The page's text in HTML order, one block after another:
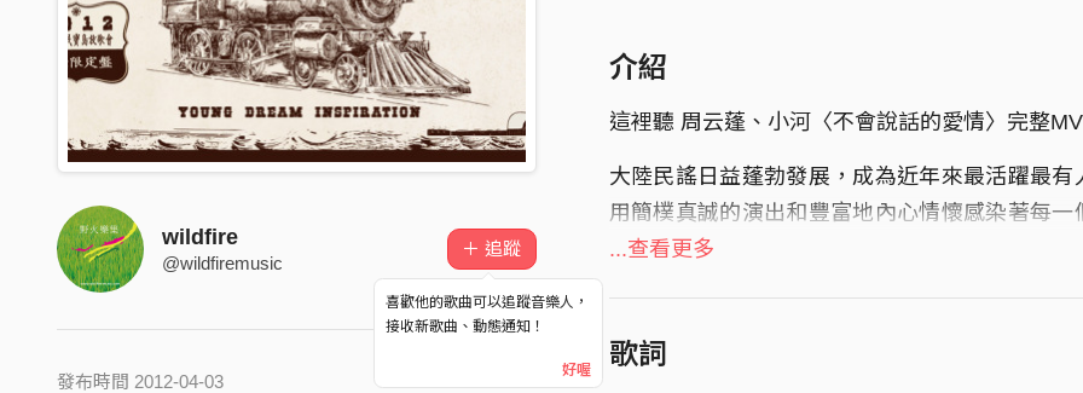
wildfire
@wildfiremusic
＋ 追蹤
喜歡他的歌曲可以追蹤音樂人，
接收新歌曲、動態通知！
好喔
發布時間 2012-04-03
介紹
這裡聽 周云蓬、小河〈不會說話的愛情〉完整
大陸民謠日益蓬勃發展，成為近年來最活躍最
用簡樸真誠的演出和豐富地內心情懷感染著每
文藝青年，也受到了一些著名的知識分子，社會
新世紀中國最引人注目的音樂現象，有這麼一群
說世界。他們在城市的邊緣，以清新簡約的旋律
...查看更多
歌詞